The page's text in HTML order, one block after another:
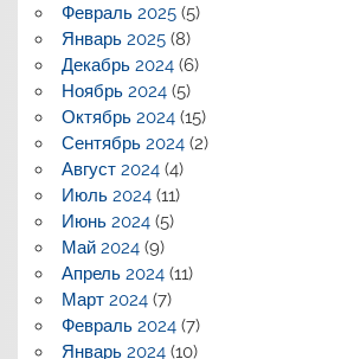
Февраль 2025(5)
Январь 2025(8)
Декабрь 2024(6)
Ноябрь 2024(5)
Октябрь 2024(15)
Сентябрь 2024(2)
Август 2024(4)
Июль 2024(11)
Июнь 2024(5)
Май 2024(9)
Апрель 2024(11)
Март 2024(7)
Февраль 2024(7)
Январь 2024(10)